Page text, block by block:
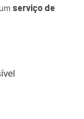
serviço de